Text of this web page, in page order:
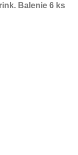
Balenie 6 ks